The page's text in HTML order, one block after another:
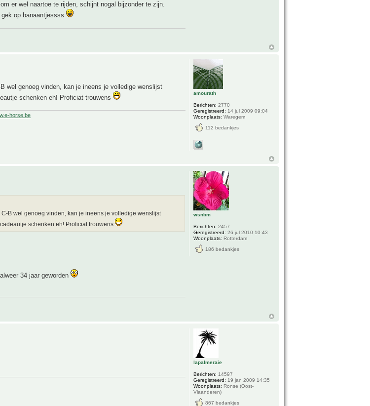
er wel naartoe te rijden, schijnt nogal bijzonder te zijn.
op banaantjessss
wel genoeg vinden, kan je ineens je volledige wenslijst
schenken eh! Proficiat trouwens
horse.be
amourath
Berichten: 2770
Geregistreerd: 14 jul 2009 09:04
Woonplaats: Waregem
112 bedankjes
B wel genoeg vinden, kan je ineens je volledige wenslijst
schenken eh! Proficiat trouwens
34 jaar geworden
wsnbm
Berichten: 2457
Geregistreerd: 26 jul 2010 10:43
Woonplaats: Rotterdam
186 bedankjes
lapalmeraie
Berichten: 14597
Geregistreerd: 19 jan 2009 14:35
Woonplaats: Ronse (Oost-
Vlaanderen)
867 bedankjes